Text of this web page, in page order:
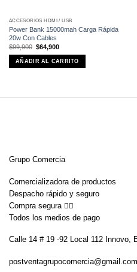
ACCESORIOS HDMI / USB
Power Bank 15000mah Carga Rápida
20w Con Cables
$99,900 El
precio
original
era:
$99,900.
$64,900El
actual
es:
$64,900.
AÑADIR AL CARRITO
Grupo Comercia
Comercializadora de productos
Despacho rápido y seguro
Compra segura 👇🏼
Todos los medios de pago
Calle 14 # 19 -92 Local 112 Innovo,
postventagrupocomercia@gmail.com